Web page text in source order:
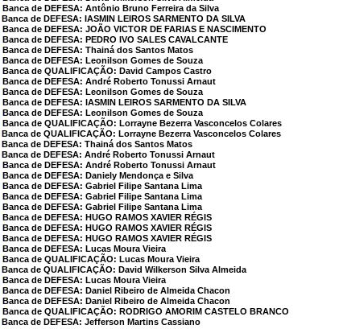
Banca de DEFESA: Antônio Bruno Ferreira da Silva
Banca de DEFESA: IASMIN LEIROS SARMENTO DA SILVA
Banca de DEFESA: JOÃO VICTOR DE FARIAS E NASCIMENTO
Banca de DEFESA: PEDRO IVO SALES CAVALCANTE
Banca de DEFESA: Thainá dos Santos Matos
Banca de DEFESA: Leonilson Gomes de Souza
Banca de QUALIFICAÇÃO: David Campos Castro
Banca de DEFESA: André Roberto Tonussi Arnaut
Banca de DEFESA: Leonilson Gomes de Souza
Banca de DEFESA: IASMIN LEIROS SARMENTO DA SILVA
Banca de DEFESA: Leonilson Gomes de Souza
Banca de QUALIFICAÇÃO: Lorrayne Bezerra Vasconcelos Colares
Banca de QUALIFICAÇÃO: Lorrayne Bezerra Vasconcelos Colares
Banca de DEFESA: Thainá dos Santos Matos
Banca de DEFESA: André Roberto Tonussi Arnaut
Banca de DEFESA: André Roberto Tonussi Arnaut
Banca de DEFESA: Daniely Mendonça e Silva
Banca de DEFESA: Gabriel Filipe Santana Lima
Banca de DEFESA: Gabriel Filipe Santana Lima
Banca de DEFESA: Gabriel Filipe Santana Lima
Banca de DEFESA: HUGO RAMOS XAVIER RÉGIS
Banca de DEFESA: HUGO RAMOS XAVIER RÉGIS
Banca de DEFESA: HUGO RAMOS XAVIER RÉGIS
Banca de DEFESA: Lucas Moura Vieira
Banca de QUALIFICAÇÃO: Lucas Moura Vieira
Banca de QUALIFICAÇÃO: David Wilkerson Silva Almeida
Banca de DEFESA: Lucas Moura Vieira
Banca de DEFESA: Daniel Ribeiro de Almeida Chacon
Banca de DEFESA: Daniel Ribeiro de Almeida Chacon
Banca de QUALIFICAÇÃO: RODRIGO AMORIM CASTELO BRANCO
Banca de DEFESA: Jefferson Martins Cassiano